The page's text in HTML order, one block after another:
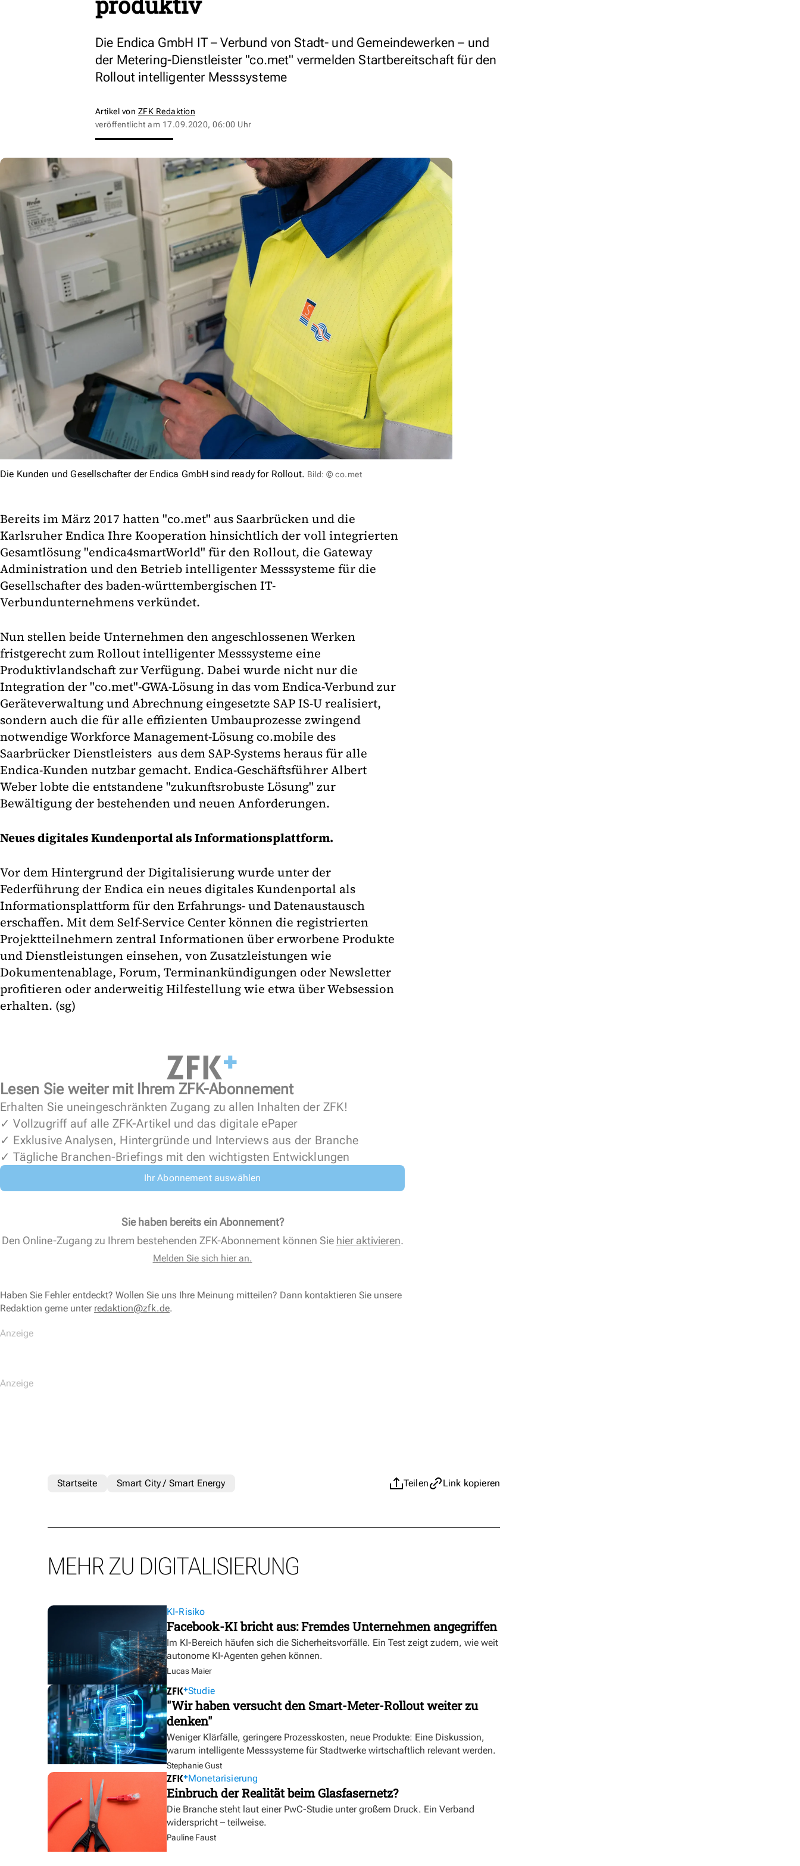
Die Endica GmbH IT – Verbund von Stadt‐ und Gemeindewerken – und
der Metering-Dienstleister "co.met" vermelden Startbereitschaft für den
Rollout intelligenter Messsysteme
Artikel von ZFK Redaktion
veröffentlicht am 17.09.2020, 06:00 Uhr
Die Kunden und Gesellschafter der Endica GmbH sind ready for Rollout. Bild: © co.met
Bereits im März 2017 hatten "co.met" aus Saarbrücken und die
Karlsruher Endica Ihre Kooperation hinsichtlich der voll integrierten
Gesamtlösung "endica4smartWorld" für den Rollout, die Gateway
Administration und den Betrieb intelligenter Messsysteme für die
Gesellschafter des baden-württembergischen IT-
Verbundunternehmens verkündet.
Nun stellen beide Unternehmen den angeschlossenen Werken
fristgerecht zum Rollout intelligenter Messsysteme eine
Produktivlandschaft zur Verfügung. Dabei wurde nicht nur die
Integration der "co.met"-GWA-Lösung in das vom Endica-Verbund zur
Geräteverwaltung und Abrechnung eingesetzte SAP IS-U realisiert,
sondern auch die für alle effizienten Umbauprozesse zwingend
notwendige Workforce Management-Lösung co.mobile des
Saarbrücker Dienstleisters aus dem SAP-Systems heraus für alle
Endica-Kunden nutzbar gemacht. Endica-Geschäftsführer Albert
Weber lobte die entstandene "zukunftsrobuste Lösung" zur
Bewältigung der bestehenden und neuen Anforderungen.
Neues digitales Kundenportal als Informationsplattform.
Vor dem Hintergrund der Digitalisierung wurde unter der
Federführung der Endica ein neues digitales Kundenportal als
Informationsplattform für den Erfahrungs- und Datenaustausch
erschaffen. Mit dem Self-Service Center können die registrierten
Projektteilnehmern zentral Informationen über erworbene Produkte
und Dienstleistungen einsehen, von Zusatzleistungen wie
Dokumentenablage, Forum, Terminankündigungen oder Newsletter
profitieren oder anderweitig Hilfestellung wie etwa über Websession
erhalten. (sg)
Lesen Sie weiter mit Ihrem ZFK-Abonnement
Erhalten Sie uneingeschränkten Zugang zu allen Inhalten der ZFK!
✓ Vollzugriff auf alle ZFK-Artikel und das digitale ePaper
✓ Exklusive Analysen, Hintergründe und Interviews aus der Branche
✓ Tägliche Branchen-Briefings mit den wichtigsten Entwicklungen
Ihr Abonnement auswählen
Sie haben bereits ein Abonnement?
Den Online-Zugang zu Ihrem bestehenden ZFK-Abonnement können Sie hier aktivieren.
Melden Sie sich hier an.
Haben Sie Fehler entdeckt? Wollen Sie uns Ihre Meinung mitteilen? Dann kontaktieren Sie unsere
Redaktion gerne unter redaktion@zfk.de.
Teilen Link kopieren
Startseite Smart City / Smart Energy
MEHR ZU DIGITALISIERUNG
KI-Risiko
Facebook-KI bricht aus: Fremdes Unternehmen angegriffen
Im KI-Bereich häufen sich die Sicherheitsvorfälle. Ein Test zeigt zudem, wie weit
autonome KI-Agenten gehen können.
Lucas Maier
Studie
"Wir haben versucht den Smart-Meter-Rollout weiter zu
denken"
Weniger Klärfälle, geringere Prozesskosten, neue Produkte: Eine Diskussion,
warum intelligente Messsysteme für Stadtwerke wirtschaftlich relevant werden.
Stephanie Gust
Monetarisierung
Einbruch der Realität beim Glasfasernetz?
Die Branche steht laut einer PwC-Studie unter großem Druck. Ein Verband
widerspricht – teilweise.
Pauline Faust